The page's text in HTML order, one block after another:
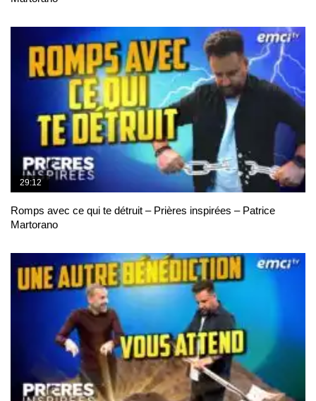
29:12
Romps avec ce qui te détruit – Prières inspirées – Patrice
Martorano